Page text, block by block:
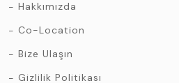
Hakkımızda
Co-Location
Bize Ulaşın
Gizlilik Politikası